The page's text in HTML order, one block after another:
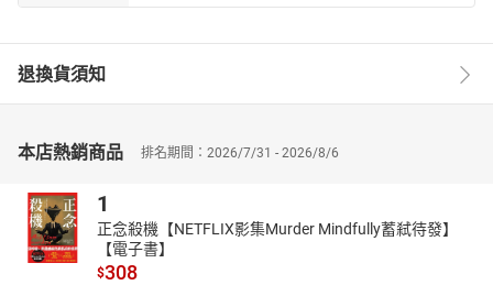
1.書寫到法國當交換學生的一開始是為了逃離虎媽，但結束後的收
穫卻遠遠超越初衷的心境轉變，在看過三種寄宿家庭的不同教育方
2.作者在遊學生活中體會到學習音樂真正要追求的是自己的生活理
回望，才領會學音樂的本質及小提琴帶給她的生命體悟。
3.自然活潑的流暢文筆，搭配作者自繪的可愛插圖，法國生活及異
文化的衝擊在筆尖上展開的同時，也帶領我們看見一位叛逆青少年
的成長及與家庭的深刻羈絆。
退換貨須知
本店熱銷商品 排名期間：2026/7/31 - 2026/8/6
1
正念殺機【NETFLIX影集Murder Mindfully蓄弒待發】
【電子書】
$308